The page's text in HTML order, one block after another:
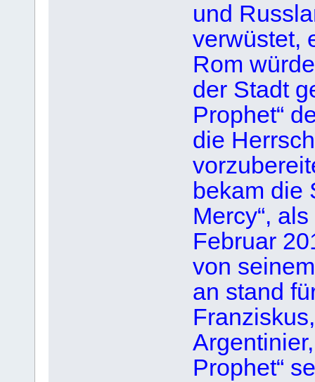
und
verwüstet,
Rom
der Stadt
Prophet“
die
bekam die
Mercy“,
Februar
von
an stand
Prophet“